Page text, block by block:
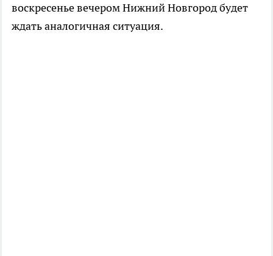
воскресенье вечером Нижний Новгород будет
ждать аналогичная ситуация.